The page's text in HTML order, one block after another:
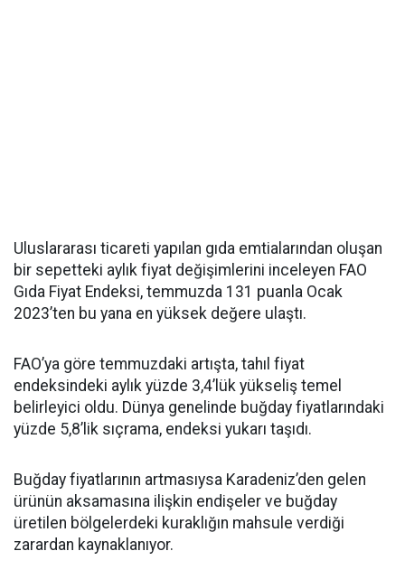
Uluslararası ticareti yapılan gıda emtialarından oluşan
bir sepetteki aylık fiyat değişimlerini inceleyen FAO
Gıda Fiyat Endeksi, temmuzda 131 puanla Ocak
2023’ten bu yana en yüksek değere ulaştı.
FAO’ya göre temmuzdaki artışta, tahıl fiyat
endeksindeki aylık yüzde 3,4’lük yükseliş temel
belirleyici oldu. Dünya genelinde buğday fiyatlarındaki
yüzde 5,8’lik sıçrama, endeksi yukarı taşıdı.
Buğday fiyatlarının artmasıysa Karadeniz’den gelen
ürünün aksamasına ilişkin endişeler ve buğday
üretilen bölgelerdeki kuraklığın mahsule verdiği
zarardan kaynaklanıyor.